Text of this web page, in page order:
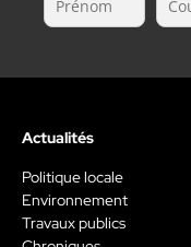
Actualités
Politique locale
Environnement
Travaux publics